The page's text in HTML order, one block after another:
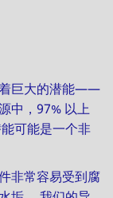
着巨大的潜能——
中，97% 以上
可能是一个非
非常容易受到腐